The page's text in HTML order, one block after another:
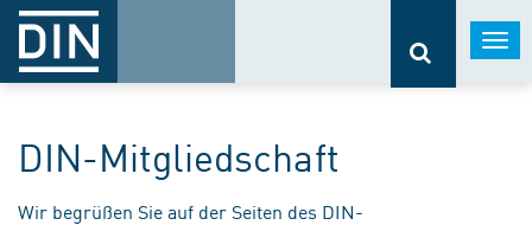
DIN-Mitgliedschaft
Wir begrüßen Sie auf der Seiten des DIN-